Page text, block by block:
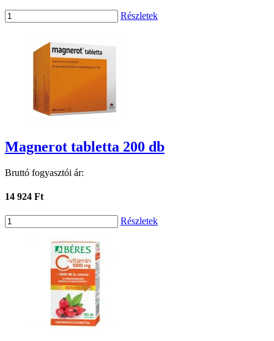
Részletek
Magnerot tabletta 200 db
Bruttó fogyasztói ár:
14 924 Ft
Részletek